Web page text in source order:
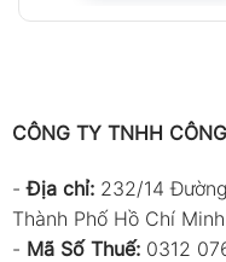
CÔNG TY TNHH
-Địa chỉ: 232/14
Thành Phố Hồ Chí Minh
- Mã Số Thuế: 0312